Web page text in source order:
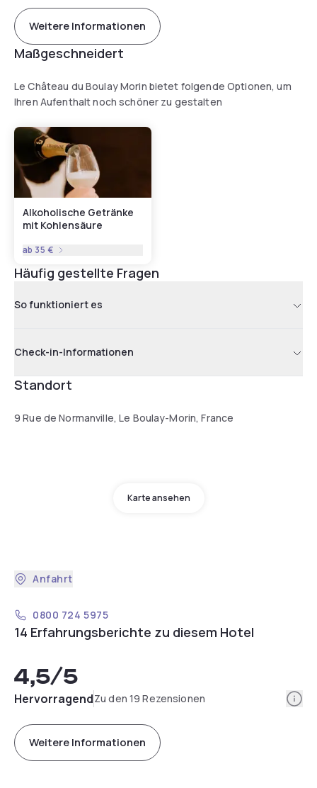
Weitere Informationen
Maßgeschneidert
Le Château du Boulay Morin bietet folgende Optionen, um
Ihren Aufenthalt noch schöner zu gestalten
Alkoholische Getränke
mit Kohlensäure
ab 35 €
Häufig gestellte Fragen
So funktioniert es
Check-in-Informationen
Standort
9 Rue de Normanville, Le Boulay-Morin, France
Karte ansehen
Anfahrt
0800 724 5975
14 Erfahrungsberichte zu diesem Hotel
4,5/5
HervorragendZu den 19 Rezensionen
Weitere Informationen